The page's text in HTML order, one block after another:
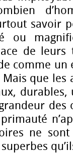
savoir
ou
de leurs
comme un
que les
des
ne